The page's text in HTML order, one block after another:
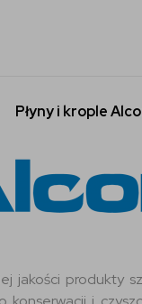
Płyny i krople
jakości produkty